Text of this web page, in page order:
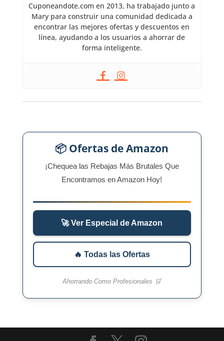
Cuponeandote.com en 2013, ha trabajado junto a
Mary para construir una comunidad dedicada a
encontrar las mejores ofertas y descuentos en
línea, ayudando a los usuarios a ahorrar de
forma inteligente.
📦 Ofertas de Amazon
¡Chequea las Rebajas Más Brutales Que
Encontramos en Amazon Hoy!
🚀 Ver Especial de Amazon
🔥 Todas las Ofertas
Ahorrando Como Profesionales 🛒